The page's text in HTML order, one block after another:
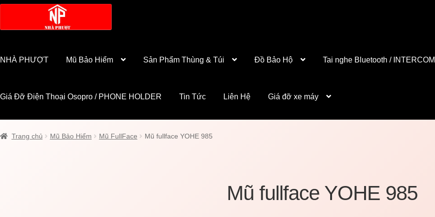
NHÀ PHƯỢT Mũ Bảo Hiểm Sản Phẩm Thùng & Túi Đồ Bảo Hộ Tai nghe Bluetooth / INTERCOM
Giá Đỡ Điện Thoại Osopro / PHONE HOLDER Tin Tức Liên Hệ Giá đỡ xe máy
Trang chủ Mũ Bảo Hiểm Mũ FullFace Mũ fullface YOHE 985
Mũ fullface YOHE 985